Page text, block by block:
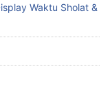
Waktu Sholat &